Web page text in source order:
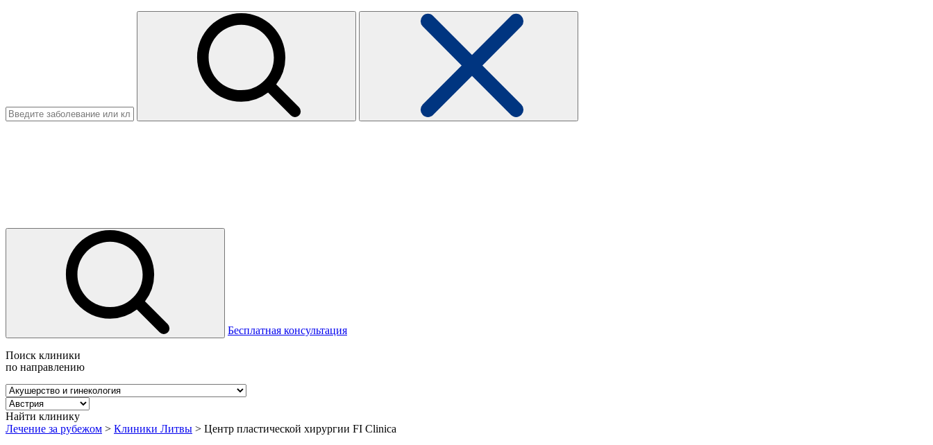
Бесплатная консультация
Поиск клиники
по направлению
Найти клинику
Лечение за рубежом > Клиники Литвы > Центр пластической хирургии FI Clinica